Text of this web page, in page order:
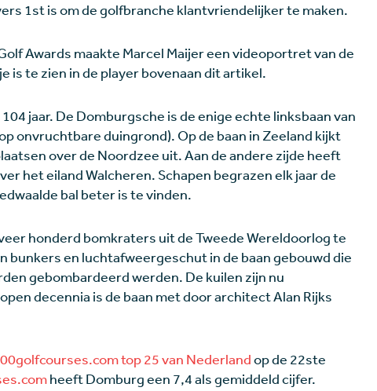
1st is om de golfbranche klantvriendelijker te maken.
Awards maakte Marcel Maijer een videoportret van de
is te zien in de player bovenaan dit artikel.
jaar. De Domburgsche is de enige echte linksbaan van
onvruchtbare duingrond). Op de baan in Zeeland kijkt
over de Noordzee uit. Aan de andere zijde heeft
het eiland Walcheren. Schapen begrazen elk jaar de
bal beter is te vinden.
honderd bomkraters uit de Tweede Wereldoorlog te
bunkers en luchtafweergeschut in de baan gebouwd die
gebombardeerd werden. De kuilen zijn nu
decennia is de baan met door architect Alan Rijks
top 25 van Nederlandop de 22ste
heeft Domburg een 7,4 als gemiddeld cijfer.